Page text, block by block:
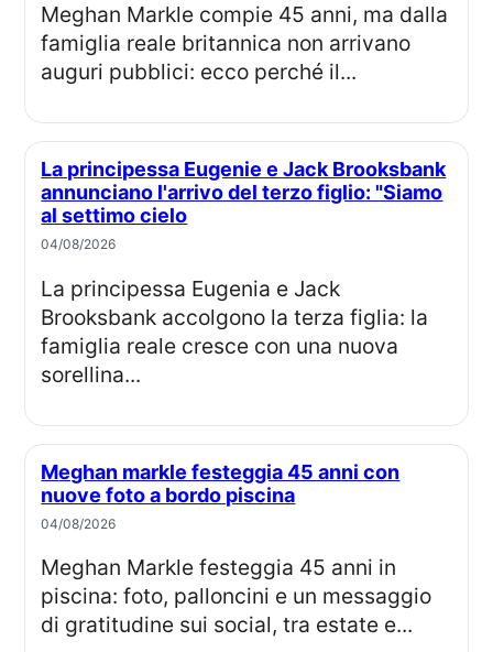
Meghan Markle compie 45 anni, ma dalla
famiglia reale britannica non arrivano
auguri pubblici: ecco perché il...
La principessa Eugenie e Jack Brooksbank
annunciano l'arrivo del terzo figlio: "Siamo
al settimo cielo
04/08/2026
La principessa Eugenia e Jack
Brooksbank accolgono la terza figlia: la
famiglia reale cresce con una nuova
sorellina...
Meghan markle festeggia 45 anni con
nuove foto a bordo piscina
04/08/2026
Meghan Markle festeggia 45 anni in
piscina: foto, palloncini e un messaggio
di gratitudine sui social, tra estate e...